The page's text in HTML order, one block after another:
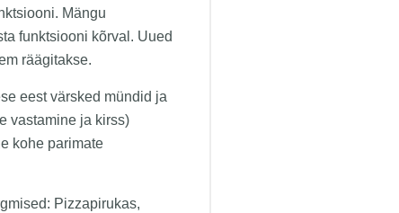
Mängu
funktsiooni kõrval. Uued
räägitakse.
eest värsked mündid ja
vastamine ja kirss)
kohe parimate
Pizzapirukas,